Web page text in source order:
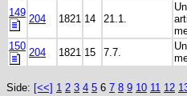
149
204 1821 14 21.1.
150
204 1821 15 7.7.
Side: [<<] 1 2 3 4 5 6 7 8 9 10 11 12